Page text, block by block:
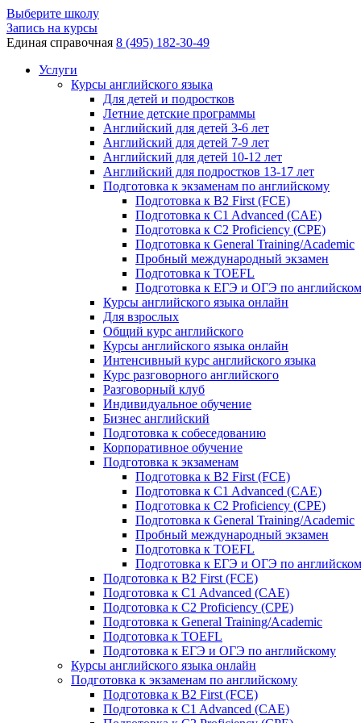
Выберите школу
Запись на курсы
Единая справочная 8 (495) 182-30-49
Услуги
Курсы английского языка
Для детей и подростков
Летние детские программы
Английский для детей 3-6 лет
Английский для детей 7-9 лет
Английский для детей 10-12 лет
Английский для подростков 13-17 лет
Подготовка к экзаменам по английскому
Подготовка к B2 First (FCE)
Подготовка к C1 Advanced (CAE)
Подготовка к C2 Proficiency (CPE)
Подготовка к General Training/Academic
Пробный международный экзамен
Подготовка к TOEFL
Подготовка к ЕГЭ и ОГЭ по
Курсы английского языка онлайн
Для взрослых
Общий курс английского
Курсы английского языка онлайн
Интенсивный курс английского языка
Курс разговорного английского
Разговорный клуб
Индивидуальное обучение
Бизнес английский
Подготовка к собеседованию
Корпоративное обучение
Подготовка к экзаменам
Подготовка к B2 First (FCE)
Подготовка к C1 Advanced (CAE)
Подготовка к C2 Proficiency (CPE)
Подготовка к General Training/Academic
Пробный международный экзамен
Подготовка к TOEFL
Подготовка к ЕГЭ и ОГЭ по
Подготовка к B2 First (FCE)
Подготовка к C1 Advanced (CAE)
Подготовка к C2 Proficiency (CPE)
Подготовка к General Training/Academic
Подготовка к TOEFL
Подготовка к ЕГЭ и ОГЭ по английскому
Курсы английского языка онлайн
Подготовка к экзаменам по английскому
Подготовка к B2 First (FCE)
Подготовка к C1 Advanced (CAE)